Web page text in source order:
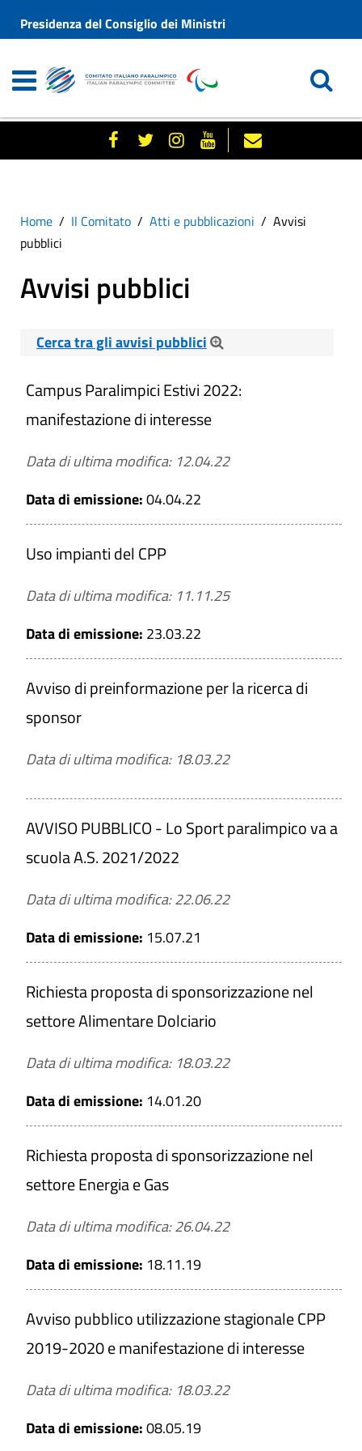
Presidenza del Consiglio dei Ministri
Home Il Comitato Atti e pubblicazioni
Avvisi
pubblici
Avvisi pubblici
Cerca tra gli avvisi pubblici
Cerca tra gli Avvisi pubblici
Titolo
Numero
Tipologia
Soglia
Sopra soglia
Sotto soglia
Periodo di validità
Da
CERCA
PULISCI
Campus Paralimpici Estivi 2022:
manifestazione di interesse
Data di ultima modifica: 12.04.22
Data di emissione:04.04.22
Uso impianti del CPP
Data di ultima modifica: 11.11.25
Data di emissione: 23.03.22
Avviso di preinformazione per la ricerca di
sponsor
Data di ultima modifica: 18.03.22
AVVISO PUBBLICO - Lo Sport paralimpico va a
scuola A.S. 2021/2022
Data di ultima modifica: 22.06.22
Data di emissione: 15.07.21
Richiesta proposta di sponsorizzazione nel
settore Alimentare Dolciario
Data di ultima modifica: 18.03.22
Data di emissione: 14.01.20
Richiesta proposta di sponsorizzazione nel
settore Energia e Gas
Data di ultima modifica: 26.04.22
Data di emissione: 18.11.19
Avviso pubblico utilizzazione stagionale CPP
2019-2020 e manifestazione di interesse
Data di ultima modifica: 18.03.22
Data di emissione:08.05.19